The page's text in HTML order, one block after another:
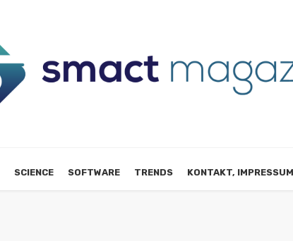
SCIENCE SOFTWARE TRENDS KONTAKT,